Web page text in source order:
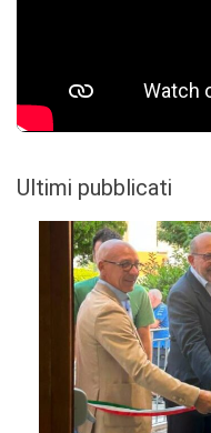
Ultimi pubblicati